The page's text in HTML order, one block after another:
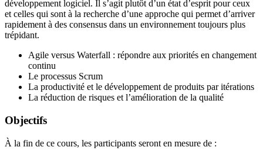
développement logiciel. Il s’agit plutôt d’un état d’esprit pour ceux
et celles qui sont à la recherche d’une approche qui permet d’arriver
rapidement à des consensus dans un environnement toujours plus
trépidant.
Agile versus Waterfall : répondre aux priorités en changement
continu
Le processus Scrum
La productivité et le développement de produits par itérations
La réduction de risques et l’amélioration de la qualité
Objectifs
À la fin de ce cours, les participants seront en mesure de :